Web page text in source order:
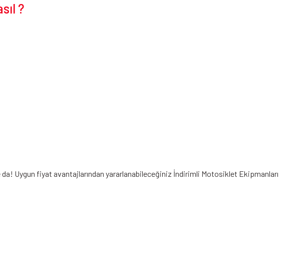
?
Uygun fiyat avantajlarından yararlanabileceğiniz İndirimli Motosiklet Ekipmanları